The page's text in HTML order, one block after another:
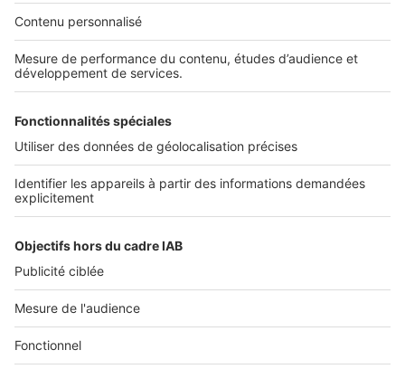
Nos solutions pro
Actualités pro
Nous contacter
Connexion à My SeLoger Pro
Espace Presse